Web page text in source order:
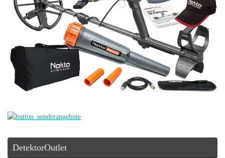
DetektorOutlet